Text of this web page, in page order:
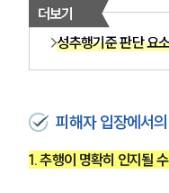
더보기
성추행기준 판단 요
피해자 입장에서
1. 추행이 명확히 인지될